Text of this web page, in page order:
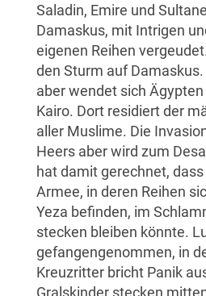
Saladin, Emire und
Damaskus, mit Intrigen
eigenen Reihen
den Sturm auf
aber wendet sich
Kairo. Dort residiert der
aller Muslime. Die
Heers aber wird zum
hat damit gerechnet,
Armee, in deren Reihen
Yeza befinden, im
stecken bleiben könnte.
gefangengenommen, in
Kreuzritter bricht Panik
Gralskinder stecken